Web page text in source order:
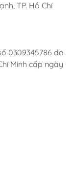
TP. Hồ Chí
0309345786 do
Minh cấp ngày